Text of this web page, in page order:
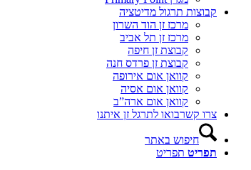
קבוצות תרגול מדיטציה
מרכז זן הוד השרון
מרכז זן תל אביב
קבוצת זן חיפה
קבוצת זן פרדס חנה
קוואן אום אירופה
קוואן אום אסיה
קוואן אום ארה”ב
צרו קשרבואו לתרגל זן איתנו
חיפוש באתר
תפריט תפריט